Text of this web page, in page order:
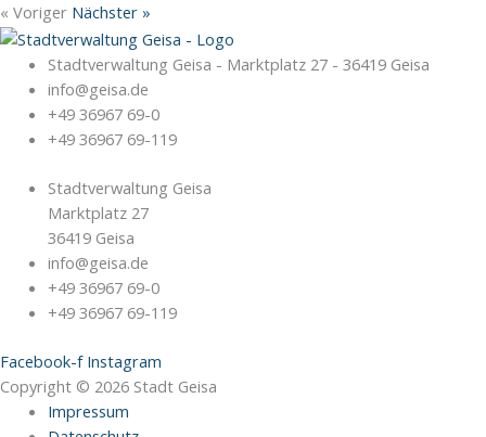
« Voriger Nächster »
Stadtverwaltung Geisa - Marktplatz 27 - 36419 Geisa
info@geisa.de
+49 36967 69-0
+49 36967 69-119
Stadtverwaltung Geisa
Marktplatz 27
36419 Geisa
info@geisa.de
+49 36967 69-0
+49 36967 69-119
Facebook-f Instagram
Copyright © 2026 Stadt Geisa
Impressum